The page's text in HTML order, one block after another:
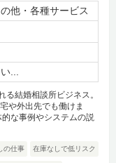
他・各種サービス
...
結婚相談所ビジネス。
や外出先でも働けま
な事例やシステムの説
の仕事 在庫なしで低リスク